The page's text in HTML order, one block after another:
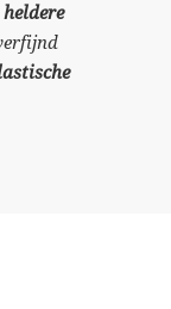
heldere